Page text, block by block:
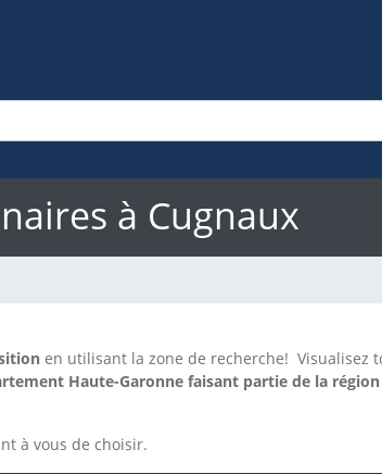
à Cugnaux
en utilisant la zone de recherche! Visualisez
Haute-Garonne faisant partie de la
à vous de choisir.